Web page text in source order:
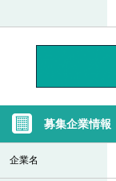
募集企業情報
企業名